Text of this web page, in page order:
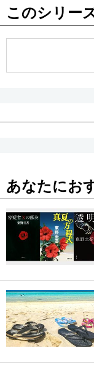
このシリー
あなたにお